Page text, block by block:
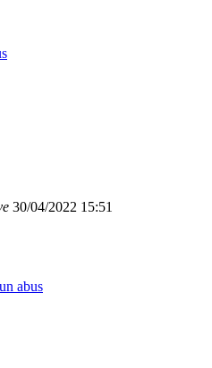
30/04/2022 15:51
abus